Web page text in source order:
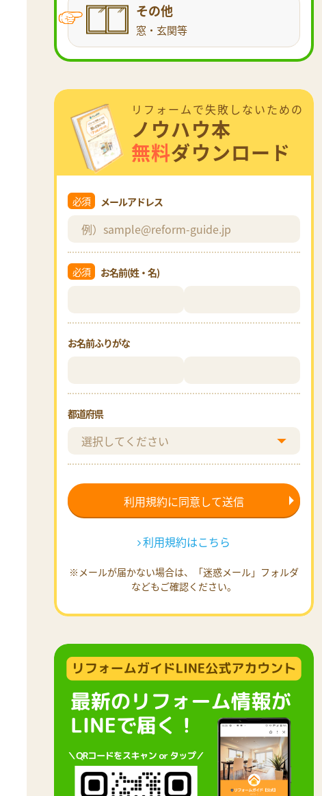
その他
窓・玄関等
リフォームで失敗しないための
ノウハウ本
無料ダウンロード
必須 メールアドレス
必須 お名前(姓・名)
お名前ふりがな
都道府県
利用規約はこちら
※メールが届かない場合は、「迷惑メール」フォルダ
などもご確認ください。